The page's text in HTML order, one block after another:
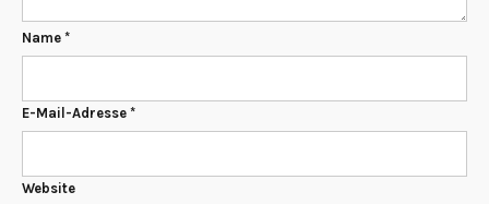
Name *
E-Mail-Adresse *
Website